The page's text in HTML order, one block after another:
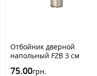
Отбойник дверной
напольный FZB 3 см
75.00грн.